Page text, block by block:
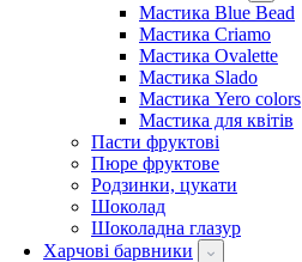
Мастика Blue Bead
Мастика Criamo
Мастика Ovalette
Мастика Slado
Мастика Yero colors
Мастика для квітів
Пасти фруктові
Пюре фруктове
Родзинки, цукати
Шоколад
Шоколадна глазур
Харчові барвники